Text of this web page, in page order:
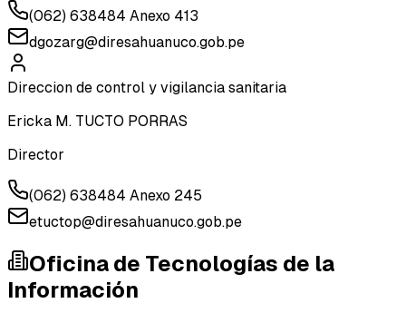
(062) 638484 Anexo 413
dgozarg@diresahuanuco.gob.pe
Direccion de control y vigilancia sanitaria
Ericka M. TUCTO PORRAS
Director
(062) 638484 Anexo 245
etuctop@diresahuanuco.gob.pe
Oficina de Tecnologías de la
Información